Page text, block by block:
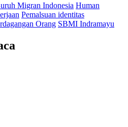
Migran Indonesia Human
Pemalsuan identitas
Orang SBMI Indramayu